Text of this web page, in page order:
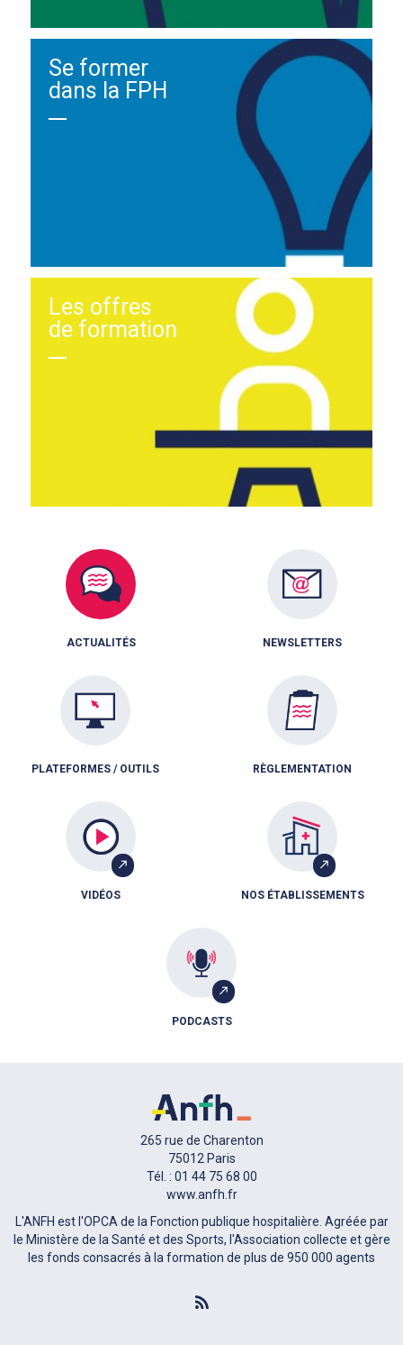
Se former
dans la FPH
Les offres
de formation
ACTUALITÉS NEWSLETTERS
PLATEFORMES / OUTILS RÈGLEMENTATION
VIDÉOS NOS ÉTABLISSEMENTS
PODCASTS
265 rue de Charenton
75012 Paris
Tél. : 01 44 75 68 00
www.anfh.fr
L'ANFH est l'OPCA de la Fonction publique hospitalière. Agréée par
le Ministère de la Santé et des Sports, l'Association collecte et gère
les fonds consacrés à la formation de plus de 950 000 agents